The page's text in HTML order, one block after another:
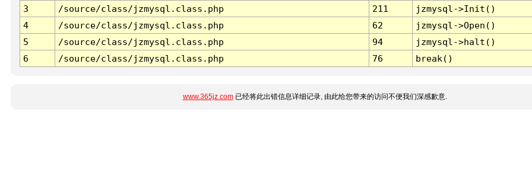
3
/source/class/jzmysql.class.php 211
jzmysql->Init()
4
/source/class/jzmysql.class.php 62
jzmysql->Open()
5
/source/class/jzmysql.class.php 94
jzmysql->halt()
6
/source/class/jzmysql.class.php 76 break()
www.365jz.com已经将此出错信息详细记录, 由此给您带来的访问不便我们深感歉意.